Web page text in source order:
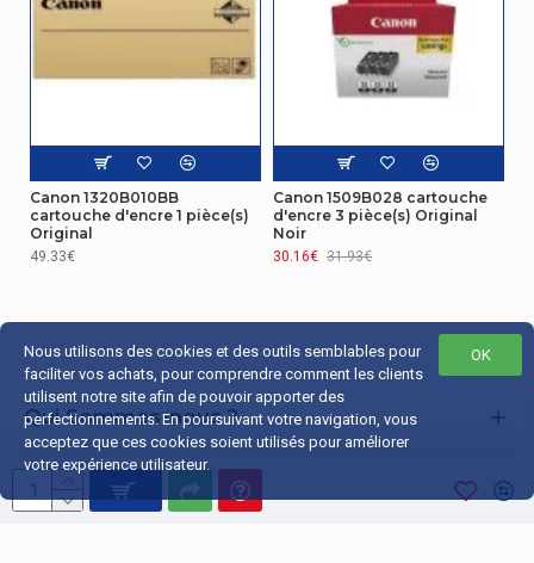
Canon 1320B010BB
cartouche d'encre 1 pièce(s)
Original
49.33€
Canon 1509B028 cartouche
d'encre 3 pièce(s) Original
Noir
30.16€ 31.93€
Qui Sommes-nous ?
Liens Utiles
OK
Nous utilisons des cookies et des outils semblables pour
faciliter vos achats, pour comprendre comment les clients
utilisent notre site afin de pouvoir apporter des
perfectionnements. En poursuivant votre navigation, vous
acceptez que ces cookies soient utilisés pour améliorer
votre expérience utilisateur.